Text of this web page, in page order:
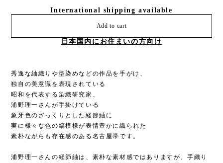
International shipping available
Add to cart
日本国内にお住まいの方向け
秀逸な紬織りや型染めなどの作品を手がけ、
独自の美意識を表現されている
昭和を代表する染織研究家、
浦野理一さんが手掛けている
象牙色のざっくりとした経節紬に
実に様々な色の縞模様が表情豊かに織られた
素朴ながらも存在感のある名古屋帯です。
浦野理一さんの経節紬は、素朴な素材感ではありますが、手織り